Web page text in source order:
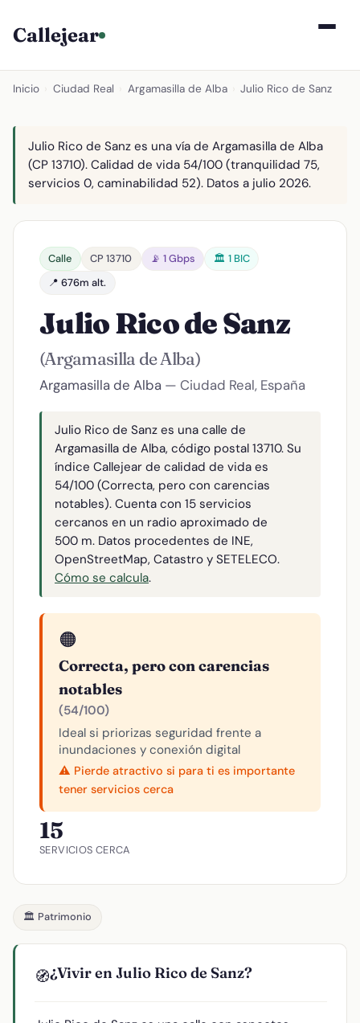
Callejear
Inicio Ciudad Real Argamasilla de Alba Julio Rico de Sanz
Julio Rico de Sanz es una vía de Argamasilla de Alba
(CP 13710). Calidad de vida 54/100 (tranquilidad 75,
servicios 0, caminabilidad 52). Datos a julio 2026.
Calle CP 13710 📡 1 Gbps
🏛️ 1 BIC
📍 676m alt.
Julio Rico de Sanz
(Argamasilla de Alba)
Argamasilla de Alba — Ciudad Real, España
Julio Rico de Sanz es una calle de
Argamasilla de Alba, código postal 13710. Su
índice Callejear de calidad de vida es
54/100 (Correcta, pero con carencias
notables). Cuenta con 15 servicios
cercanos en un radio aproximado de
500 m. Datos procedentes de INE,
OpenStreetMap, Catastro y SETELECO.
Cómo se calcula.
🟠
Correcta, pero con carencias
notables
(54/100)
Ideal si priorizas seguridad frente a
inundaciones y conexión digital
⚠️ Pierde atractivo si para ti es importante
tener servicios cerca
15
SERVICIOS CERCA
🏛️ Patrimonio
🧭¿Vivir en Julio Rico de Sanz?